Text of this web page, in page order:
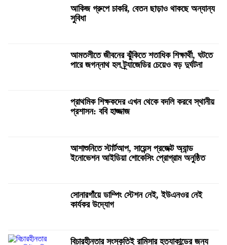
আকিজ গ্রুপে চাকরি, বেতন ছাড়াও থাকছে অন্যান্য
সুবিধা
আমতলীতে জীবনের ঝুঁকিতে শতাধিক শিক্ষার্থী, ঘটতে
পারে জগন্নাথ হল ট্র্যাজেডির চেয়েও বড় দুর্ঘটনা
প্রাথমিক শিক্ষকদের এখন থেকে বদলি করবে স্থানীয়
প্রশাসন: ববি হাজ্জাজ
আশাশুনিতে স্টার্টআপ, সায়েন্স প্রজেক্ট অ্যান্ড
ইনোভেশন আইডিয়া শোকেসিং প্রোগ্রাম অনুষ্ঠিত
সোনারগাঁয়ে ডাম্পিং স্টেশন নেই, ইউএনওর নেই
কার্যকর উদ্যোগ
বিচারহীনতার সংস্কৃতিই রামিসার হত্যাকান্ডের জন্য